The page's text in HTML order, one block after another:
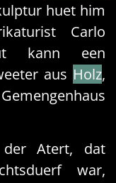
huet him
Carlo
kann een
aus Holz,
Atert, dat
war,